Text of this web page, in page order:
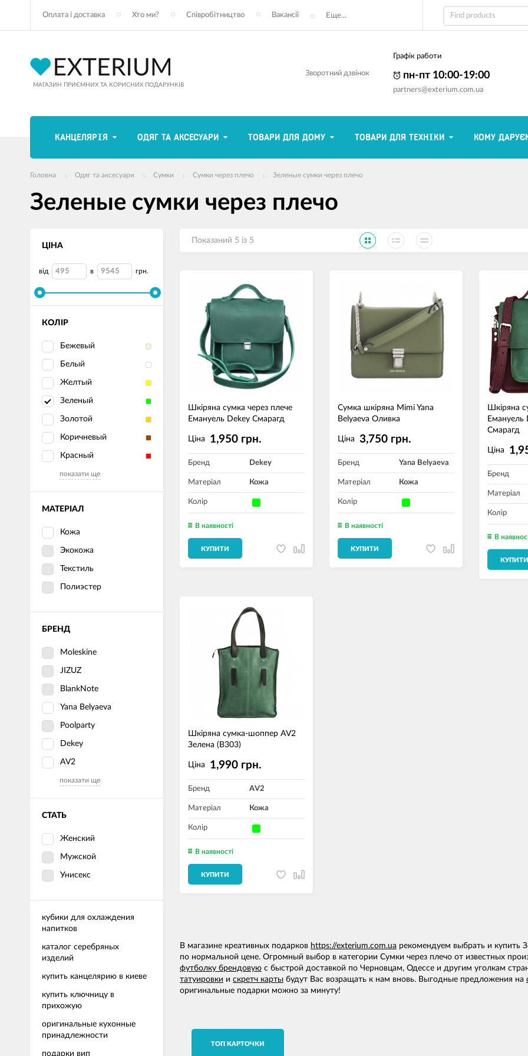
Оплата і доставка Хто ми? Співробітництво Вакансії Еще...
МАГАЗИН ПРИЄМНИХ ТА КОРИСНИХ ПОДАРУНКІВ
Зворотний дзвінок
Графік работи
пн-пт 10:00-19:00
partners@exterium.com.ua
КАНЦЕЛЯРІЯ ОДЯГ ТА АКСЕСУАРИ ТОВАРИ ДЛЯ ДОМУ ТОВАРИ ДЛЯ ТЕХНІКИ КОМУ
Головна Одяг та аксесуари Сумки Сумки через плечо Зеленые сумки через плечо
Зеленые сумки через плечо
ЦІНА
від в грн.
КОЛІР
Бежевый
Белый
Желтый
Зеленый
Золотой
Коричневый
Красный
показати ще
МАТЕРІАЛ
Кожа
Экокожа
Текстиль
Полиэстер
БРЕНД
Moleskine
JIZUZ
BlankNote
Yana Belyaeva
Poolparty
Dekey
AV2
показати ще
СТАТЬ
Женский
Мужской
Унисекс
кубики для охлаждения
напитков
каталог серебряных
изделий
купить канцелярию в киеве
купить ключницу в
прихожую
оригинальные кухонные
принадлежности
подарки вип
Показаний 5 із 5
Шкіряна сумка через плече
Емануель Dekey Смарагд
Ціна 1,950 грн.
Бренд Dekey
Матеріал Кожа
Колір
В наявності
КУПИТИ
Сумка шкіряна Mimi Yana
Belyaeva Оливка
Ціна 3,750 грн.
Бренд Yana Belyaeva
Матеріал Кожа
Колір
В наявності
КУПИТИ
Шкіряна
Емануель
Смарагд
Ціна
Бренд
Матеріал
Колір
В
КУПИТИ
Шкіряна сумка-шоппер AV2
Зелена (B303)
Ціна 1,990 грн.
Бренд AV2
Матеріал Кожа
Колір
В наявності
КУПИТИ
В магазине креативных подарков https://exterium.com.ua рекомендуем выбрать и купить
по нормальной цене. Огромный выбор в категории Сумки через плечо от известных
футболку брендовую с быстрой доставкой по Черновцам, Одессе и другим уголкам
татуировки и скретч карты будут Вас возращать к нам вновь. Выгодные предложения на
оригинальные подарки можно за минуту!
TОП КАРТОЧКИ